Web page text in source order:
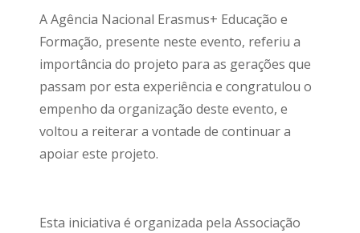
A Agência Nacional Erasmus+ Educação e
Formação, presente neste evento, referiu a
importância do projeto para as gerações que
passam por esta experiência e congratulou o
empenho da organização deste evento, e
voltou a reiterar a vontade de continuar a
apoiar este projeto.
Esta iniciativa é organizada pela Associação